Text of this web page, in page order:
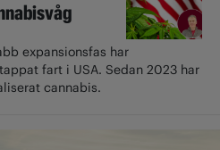
expansionsfas har
fart i USA. Sedan 2023 har
cannabis.